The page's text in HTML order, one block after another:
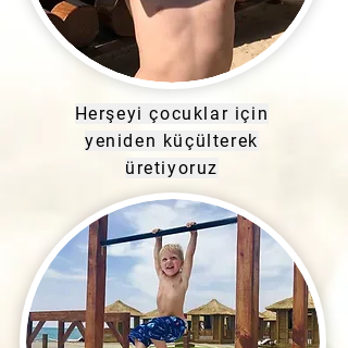
Herşeyi çocuklar için
yeniden küçülterek
üretiyoruz